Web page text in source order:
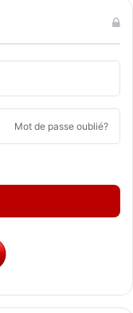
Mot de passe oublié?